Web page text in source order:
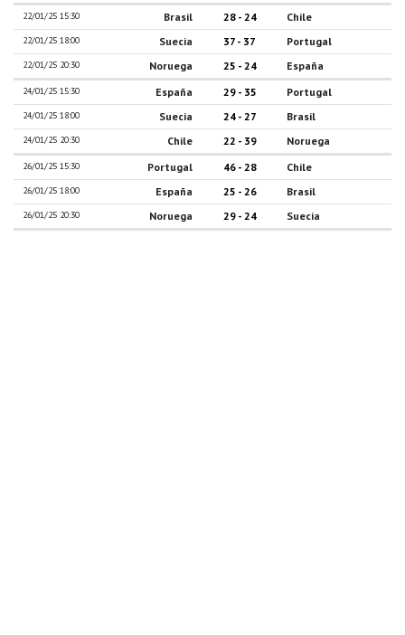
22/01/25 15:30 Brasil 28 - 24 Chile
22/01/25 18:00 Suecia 37 - 37 Portugal
22/01/25 20:30 Noruega 25 - 24 España
24/01/25 15:30 España 29 - 35 Portugal
24/01/25 18:00 Suecia 24 - 27 Brasil
24/01/25 20:30 Chile 22 - 39 Noruega
26/01/25 15:30 Portugal 46 - 28 Chile
26/01/25 18:00 España 25 - 26 Brasil
26/01/25 20:30 Noruega 29 - 24 Suecia